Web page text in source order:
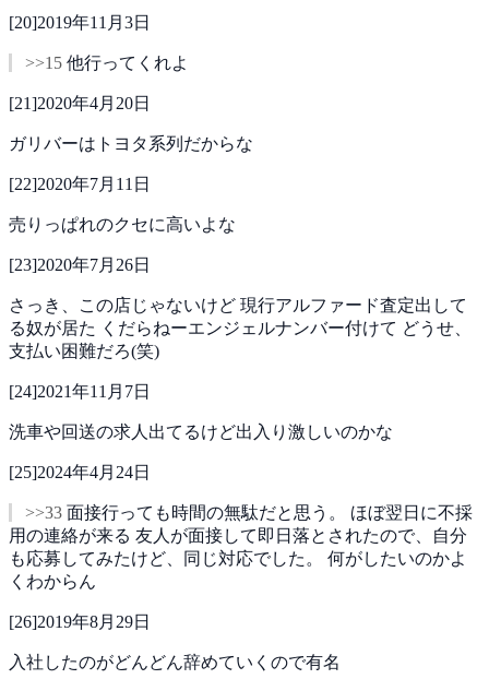
[20]2019年11月3日
>>15 他行ってくれよ
[21]2020年4月20日
ガリバーはトヨタ系列だからな
[22]2020年7月11日
売りっぱれのクセに高いよな
[23]2020年7月26日
さっき、この店じゃないけど 現行アルファード査定出して
る奴が居た くだらねーエンジェルナンバー付けて どうせ、
支払い困難だろ(笑)
[24]2021年11月7日
洗車や回送の求人出てるけど出入り激しいのかな
[25]2024年4月24日
>>33 面接行っても時間の無駄だと思う。 ほぼ翌日に不採
用の連絡が来る 友人が面接して即日落とされたので、自分
も応募してみたけど、同じ対応でした。 何がしたいのかよ
くわからん
[26]2019年8月29日
入社したのがどんどん辞めていくので有名